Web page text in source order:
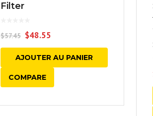
Filter
$57.45 $48.55
AJOUTER AU PANIER
COMPARE